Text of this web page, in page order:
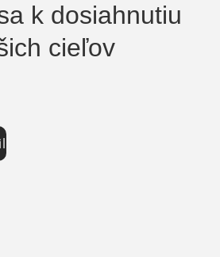
k dosiahnutiu
cieľov